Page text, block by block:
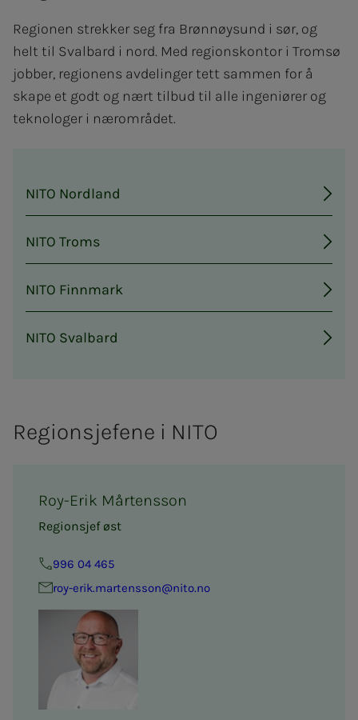
Regionen strekker seg fra Brønnøysund i sør, og
helt til Svalbard i nord. Med regionskontor i Tromsø
jobber, regionens avdelinger tett sammen for å
skape et godt og nært tilbud til alle ingeniører og
teknologer i nærområdet.
NITO Nordland
NITO Troms
NITO Finnmark
NITO Svalbard
Regionsjefene i NITO
Roy-Erik Mårtensson
Regionsjef øst
996 04 465
roy-erik.martensson@nito.no